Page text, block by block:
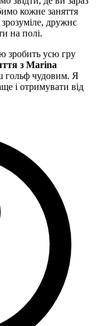
кожне заняття
дружнє
на полі.
зробить усю гру
з Marina
гольф чудовим. Я
і отримувати від